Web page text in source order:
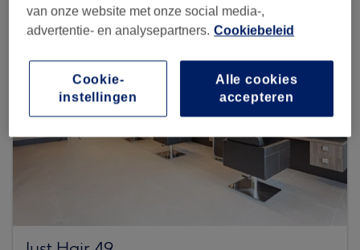
van onze website met onze social media-,
advertentie- en analysepartners. Cookiebeleid
Alle cookies
accepteren
Cookie-
instellingen